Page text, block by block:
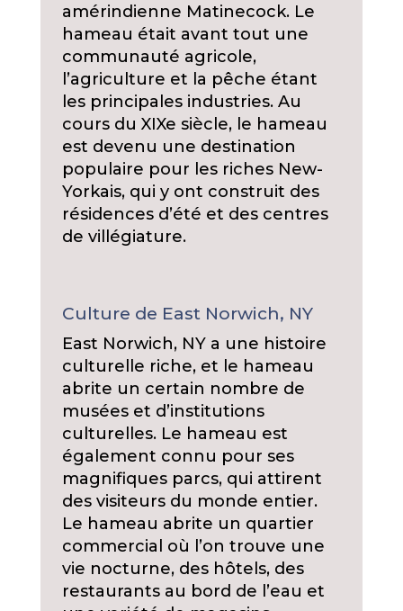
amérindienne Matinecock. Le
hameau était avant tout une
communauté agricole,
l’agriculture et la pêche étant
les principales industries. Au
cours du XIXe siècle, le hameau
est devenu une destination
populaire pour les riches New-
Yorkais, qui y ont construit des
résidences d’été et des centres
de villégiature.
Culture de East Norwich, NY
East Norwich, NY a une histoire
culturelle riche, et le hameau
abrite un certain nombre de
musées et d’institutions
culturelles. Le hameau est
également connu pour ses
magnifiques parcs, qui attirent
des visiteurs du monde entier.
Le hameau abrite un quartier
commercial où l’on trouve une
vie nocturne, des hôtels, des
restaurants au bord de l’eau et